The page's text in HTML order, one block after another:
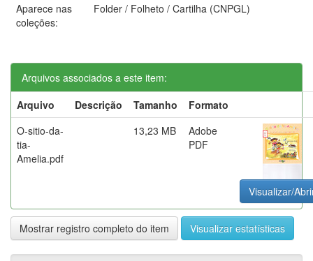
Aparece nas
coleções:
Folder / Folheto / Cartilha (CNPGL)
Arquivos associados a este item:
Arquivo
Descrição Tamanho
Formato
O-sitio-da-
tia-
Amelia.pdf
13,23 MB
Adobe
PDF
Visualizar/
Mostrar registro completo do item Visualizar estatísticas